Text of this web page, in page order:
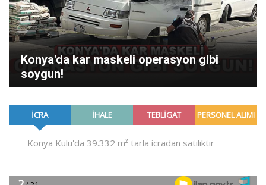
Konya'da kar maskeli operasyon gibi
soygun!